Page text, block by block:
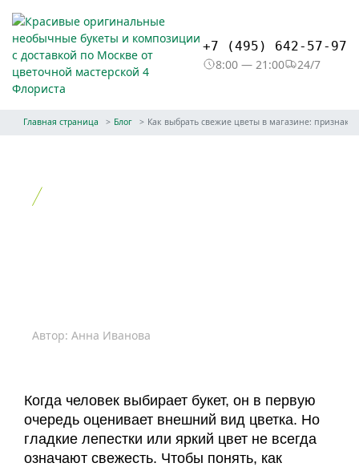
+7 (495) 642-57-97
8:00 — 21:00
24/7
Главная страница Блог Как выбрать свежие цветы в магазине: признаки
Автор: Анна Иванова
Когда человек выбирает букет, он в первую
очередь оценивает внешний вид цветка. Но
гладкие лепестки или яркий цвет не всегда
означают свежесть. Чтобы понять, как